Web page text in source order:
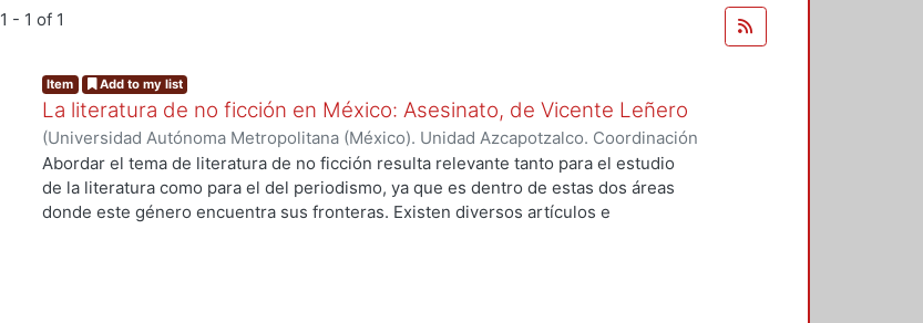
1 - 1 of 1
Item Add to my list
La literatura de no ficción en México: Asesinato, de Vicente Leñero
(Universidad Autónoma Metropolitana (México). Unidad Azcapotzalco. Coordinación
de Servicios de Información.,2023-10)Allende Ortega, Jesús Iván
Abordar el tema de literatura de no ficción resulta relevante tanto para el estudio
de la literatura como para el del periodismo, ya que es dentro de estas dos áreas
donde este género encuentra sus fronteras. Existen diversos artículos e